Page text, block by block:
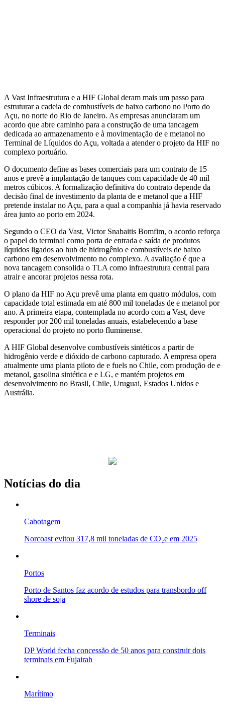
A Vast Infraestrutura e a HIF Global deram mais um passo para
estruturar a cadeia de combustíveis de baixo carbono no Porto do
Açu, no norte do Rio de Janeiro. As empresas anunciaram um
acordo que abre caminho para a construção de uma tancagem
dedicada ao armazenamento e à movimentação de e metanol no
Terminal de Líquidos do Açu, voltada a atender o projeto da HIF no
complexo portuário.
O documento define as bases comerciais para um contrato de 15
anos e prevê a implantação de tanques com capacidade de 40 mil
metros cúbicos. A formalização definitiva do contrato depende da
decisão final de investimento da planta de e metanol que a HIF
pretende instalar no Açu, para a qual a companhia já havia reservado
área junto ao porto em 2024.
Segundo o CEO da Vast, Victor Snabaitis Bomfim, o acordo reforça
o papel do terminal como porta de entrada e saída de produtos
líquidos ligados ao hub de hidrogênio e combustíveis de baixo
carbono em desenvolvimento no complexo. A avaliação é que a
nova tancagem consolida o TLA como infraestrutura central para
atrair e ancorar projetos nessa rota.
O plano da HIF no Açu prevê uma planta em quatro módulos, com
capacidade total estimada em até 800 mil toneladas de e metanol por
ano. A primeira etapa, contemplada no acordo com a Vast, deve
responder por 200 mil toneladas anuais, estabelecendo a base
operacional do projeto no porto fluminense.
A HIF Global desenvolve combustíveis sintéticos a partir de
hidrogênio verde e dióxido de carbono capturado. A empresa opera
atualmente uma planta piloto de e fuels no Chile, com produção de e
metanol, gasolina sintética e e LG, e mantém projetos em
desenvolvimento no Brasil, Chile, Uruguai, Estados Unidos e
Austrália.
Notícias do dia
Cabotagem
Norcoast evitou 317,8 mil toneladas de CO₂e em 2025
Portos
Porto de Santos faz acordo de estudos para transbordo off
shore de soja
Terminais
DP World fecha concessão de 50 anos para construir dois
terminais em Fujairah
Marítimo